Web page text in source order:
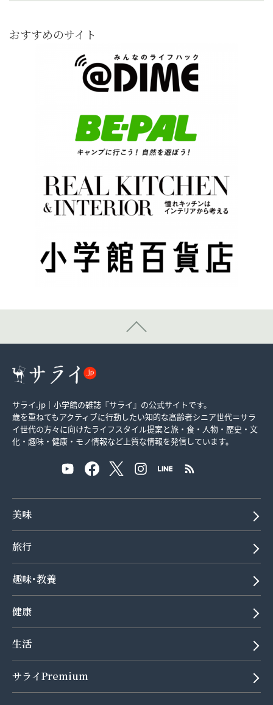
おすすめのサイト
サライ.jp｜小学館の雑誌『サライ』の公式サイトです。
歳を重ねてもアクティブに行動したい知的な高齢者シニア世代＝サラ
イ世代の方々に向けたライフスタイル提案と旅・食・人物・歴史・文
化・趣味・健康・モノ情報など上質な情報を発信しています。
美味
旅行
趣味･教養
健康
生活
サライPremium